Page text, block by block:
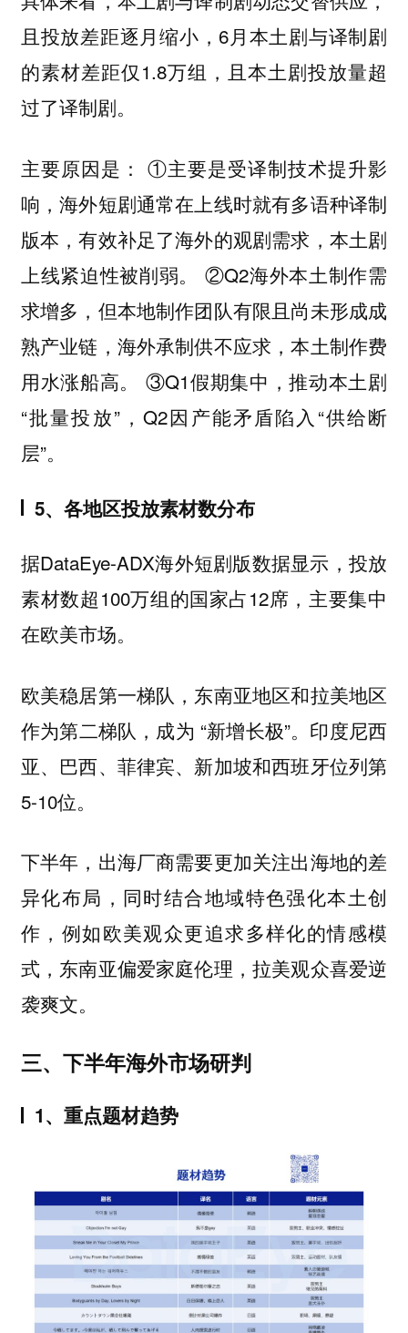
且投放差距逐月缩小，6月本土剧与译制剧
的素材差距仅1.8万组，且本土剧投放量超
过了译制剧。
主要原因是： ①主要是受译制技术提升影
响，海外短剧通常在上线时就有多语种译制
版本，有效补足了海外的观剧需求，本土剧
上线紧迫性被削弱。 ②Q2海外本土制作需
求增多，但本地制作团队有限且尚未形成成
熟产业链，海外承制供不应求，本土制作费
用水涨船高。 ③Q1假期集中，推动本土剧
“批量投放”，Q2因产能矛盾陷入“供给断
层”。
5、各地区投放素材数分布
据DataEye-ADX海外短剧版数据显示，投放
素材数超100万组的国家占12席，主要集中
在欧美市场。
欧美稳居第一梯队，东南亚地区和拉美地区
作为第二梯队，成为 “新增长极”。印度尼西
亚、巴西、菲律宾、新加坡和西班牙位列第
5-10位。
下半年，出海厂商需要更加关注出海地的差
异化布局，同时结合地域特色强化本土创
作，例如欧美观众更追求多样化的情感模
式，东南亚偏爱家庭伦理，拉美观众喜爱逆
袭爽文。
三、下半年海外市场研判
1、重点题材趋势